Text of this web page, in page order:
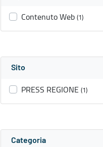
Contenuto Web (1)
Sito
PRESS REGIONE (1)
Categoria